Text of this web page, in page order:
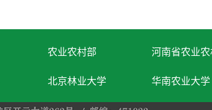
农业农村部 河南省农业
北京林业大学 华南农业大学